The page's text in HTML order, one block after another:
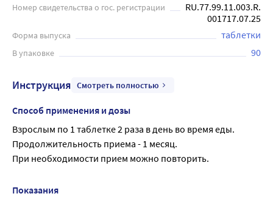
Номер свидетельства о гос. регистрации
RU.77.99.11.003.R.
001717.07.25
Форма выпуска таблетки
В упаковке 90
Инструкция Смотреть полностью
Способ применения и дозы
Взрослым по 1 таблетке 2 раза в день во время еды.
Продолжительность приема - 1 месяц.
При необходимости прием можно повторить.
Показания